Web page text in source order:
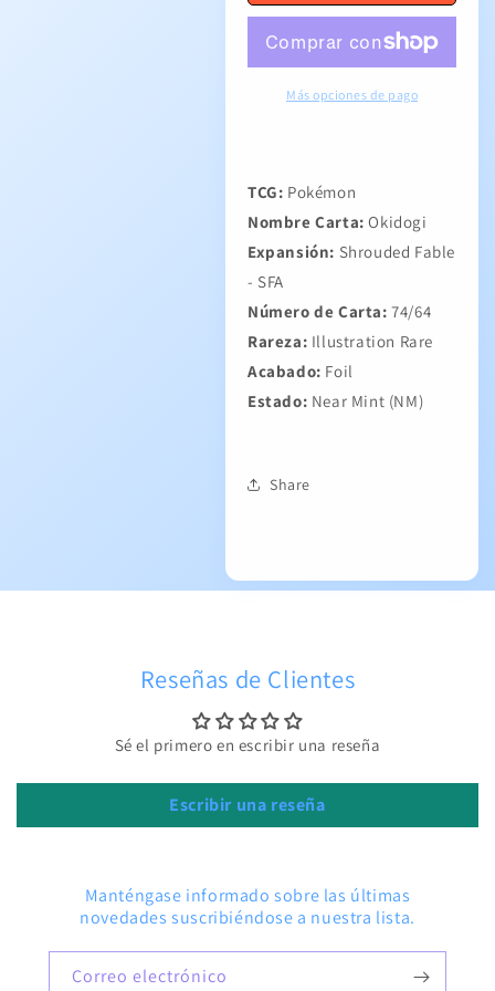
Más opciones de pago
TCG: Pokémon
Nombre Carta: Okidogi
Expansión: Shrouded Fable
- SFA
Número de Carta:74/64
Rareza: Illustration Rare
Acabado: Foil
Estado: Near Mint (NM)
Share
Reseñas de Clientes
Sé el primero en escribir una reseña
Escribir una reseña
Manténgase informado sobre las últimas
novedades suscribiéndose a nuestra lista.
Correo electrónico